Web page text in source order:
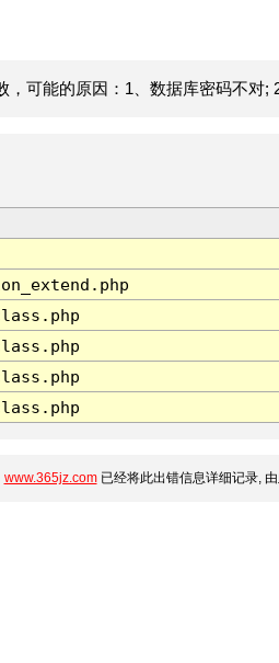
可能的原因：1、数据库密码不对;
www.365jz.com已经将此出错信息详细记录,